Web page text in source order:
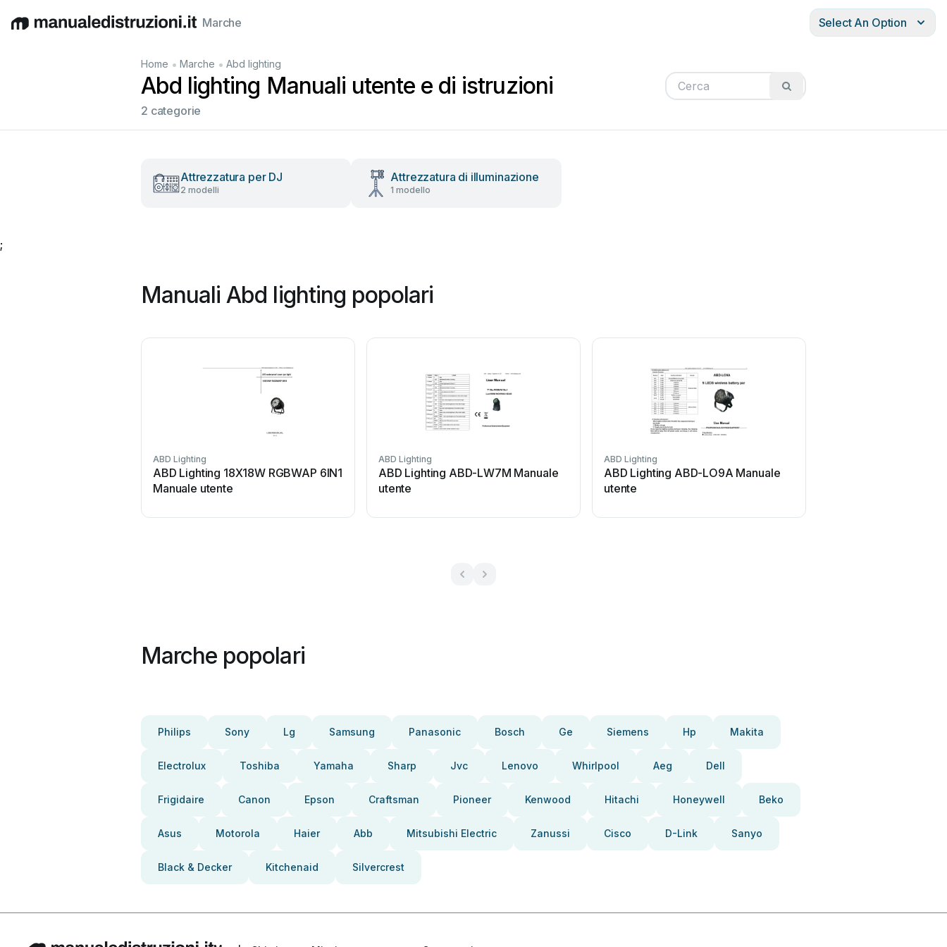
EnglishDeutschEspañol Italiano Français
Marche Select An Option
Home • Marche • Abd lighting
Abd lighting Manuali utente e di istruzioni
2 categorie
Attrezzatura per DJ
2 modelli
Attrezzatura di illuminazione
1 modello
;
Manuali Abd lighting popolari
ABD Lighting
ABD Lighting 18X18W RGBWAP 6IN1
Manuale utente
ABD Lighting
ABD Lighting ABD-LW7M Manuale
utente
ABD Lighting
ABD Lighting ABD-LO9A Manuale
utente
Marche popolari
Philips Sony Lg Samsung Panasonic Bosch Ge Siemens Hp Makita
Electrolux Toshiba Yamaha Sharp Jvc Lenovo Whirlpool Aeg Dell
Frigidaire Canon Epson Craftsman Pioneer Kenwood Hitachi Honeywell Beko
Asus Motorola Haier Abb Mitsubishi Electric Zanussi Cisco D-Link Sanyo
Black & Decker Kitchenaid Silvercrest